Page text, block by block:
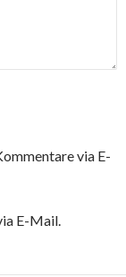
via E-
E-Mail.